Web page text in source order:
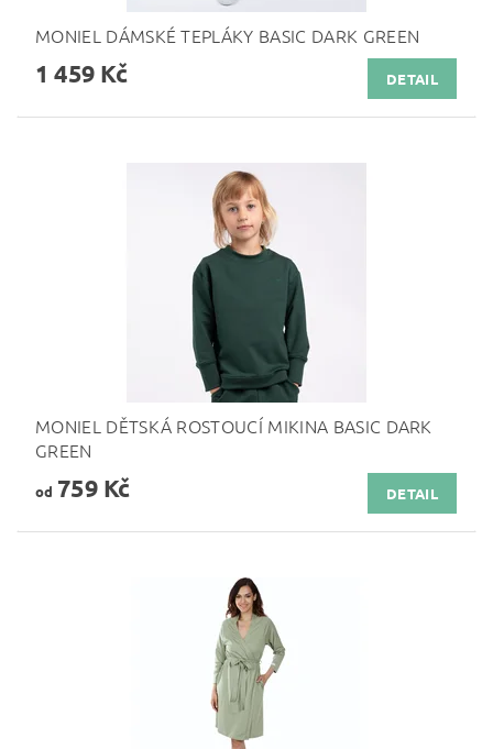
MONIEL DÁMSKÉ TEPLÁKY BASIC DARK GREEN
1 459 Kč DETAIL
MONIEL DĚTSKÁ ROSTOUCÍ MIKINA BASIC DARK
GREEN
od 759 Kč DETAIL